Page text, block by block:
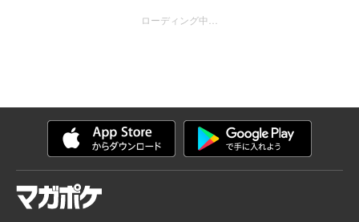
ローディング中…